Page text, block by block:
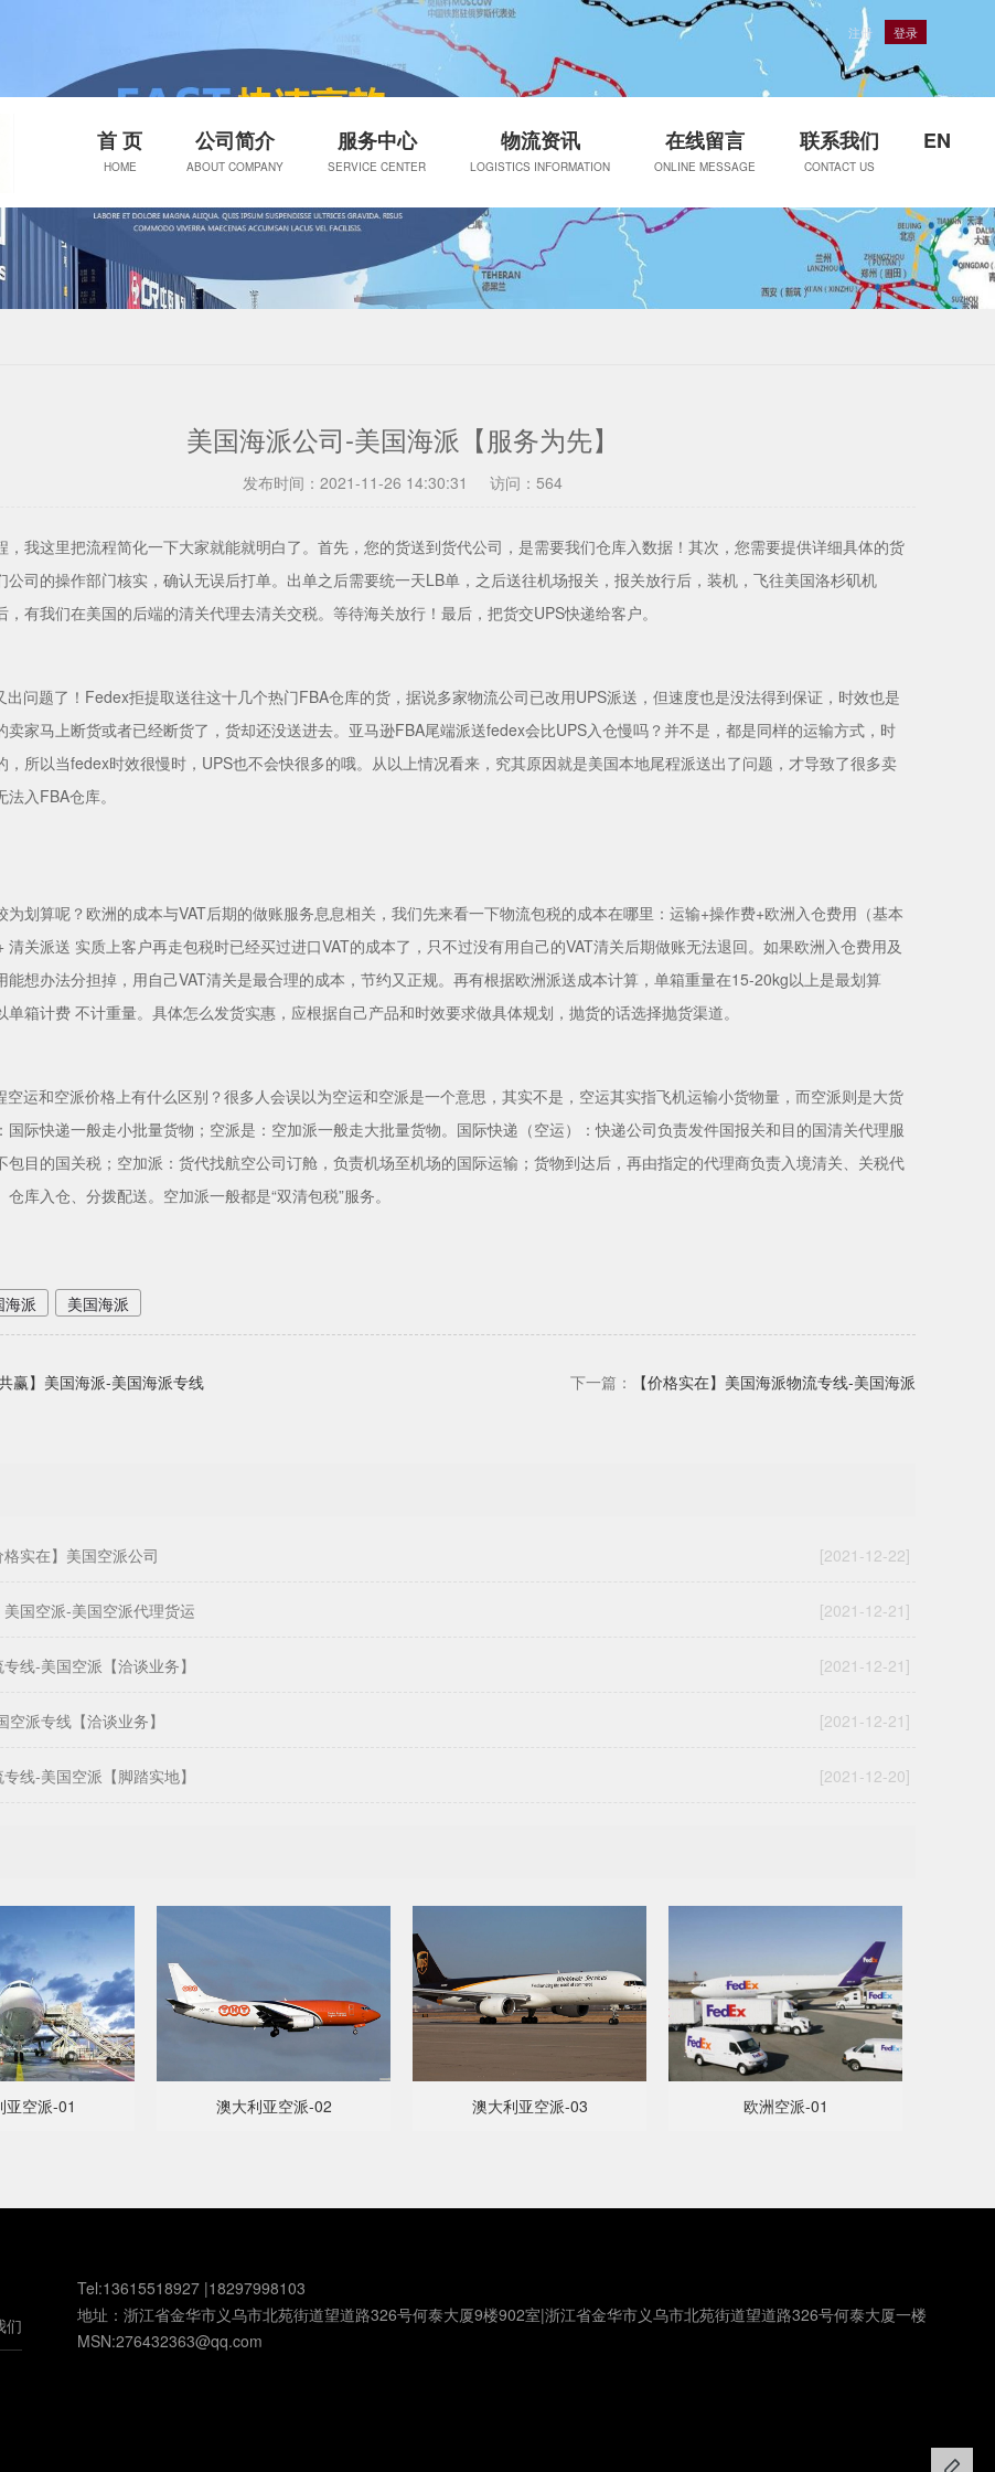
注册 登录
首 页
HOME
公司简介
ABOUT COMPANY
服务中心
SERVICE CENTER
物流资讯
LOGISTICS INFORMATION
在线留言
ONLINE MESSAGE
联系我们
CONTACT US
EN
美国海派公司-美国海派【服务为先】
发布时间：2021-11-26 14:30:31 访问：564
，我这里把流程简化一下大家就能就明白了。首先，您的货送到货代公司，是需要我们仓库入数据！其次，您需要提供详细具体的货
公司的操作部门核实，确认无误后打单。出单之后需要统一天LB单，之后送往机场报关，报关放行后，装机，飞往美国洛杉矶机
，有我们在美国的后端的清关代理去清关交税。等待海关放行！最后，把货交UPS快递给客户。
出问题了！Fedex拒提取送往这十几个热门FBA仓库的货，据说多家物流公司已改用UPS派送，但速度也是没法得到保证，时效也是
卖家马上断货或者已经断货了，货却还没送进去。亚马逊FBA尾端派送fedex会比UPS入仓慢吗？并不是，都是同样的运输方式，时
，所以当fedex时效很慢时，UPS也不会快很多的哦。从以上情况看来，究其原因就是美国本地尾程派送出了问题，才导致了很多卖
入FBA仓库。
为划算呢？欧洲的成本与VAT后期的做账服务息息相关，我们先来看一下物流包税的成本在哪里：运输+操作费+欧洲入仓费用（基本
清关派送 实质上客户再走包税时已经买过进口VAT的成本了，只不过没有用自己的VAT清关后期做账无法退回。如果欧洲入仓费用及
能想办法分担掉，用自己VAT清关是最合理的成本，节约又正规。再有根据欧洲派送成本计算，单箱重量在15-20kg以上是最划算
单箱计费 不计重量。具体怎么发货实惠，应根据自己产品和时效要求做具体规划，抛货的话选择抛货渠道。
空运和空派价格上有什么区别？很多人会误以为空运和空派是一个意思，其实不是，空运其实指飞机运输小货物量，而空派则是大货
国际快递一般走小批量货物；空派是：空加派一般走大批量货物。国际快递（空运）：快递公司负责发件国报关和目的国清关代理服
包目的国关税；空加派：货代找航空公司订舱，负责机场至机场的国际运输；货物到达后，再由指定的代理商负责入境清关、关税代
库入仓、分拨配送。空加派一般都是“双清包税”服务。
海派 美国海派
共赢】美国海派-美国海派专线 下一篇： 【价格实在】美国海派物流专线-美国海派
[2021-12-22]
实在】美国空派公司
[2021-12-21]
美国空派-美国空派代理货运
[2021-12-21]
线-美国空派【洽谈业务】
[2021-12-21]
空派专线【洽谈业务】
[2021-12-20]
线-美国空派【脚踏实地】
亚空派-01 澳大利亚空派-02 澳大利亚空派-03 欧洲空派-01
们
Tel:13615518927 |18297998103
地址：浙江省金华市义乌市北苑街道望道路326号何泰大厦9楼902室|浙江省金华市义乌市北苑街道望道路326号何泰大厦一楼
MSN:276432363@qq.com